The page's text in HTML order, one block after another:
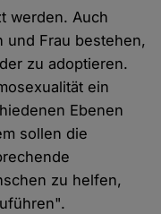
werden. Auch
und Frau bestehen,
zu adoptieren.
ein
Ebenen
sollen die
zu helfen,